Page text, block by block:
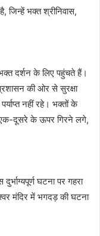
जिन्हें भक्त श्रीनिवास,
दर्शन के लिए पहुंचते हैं।
की ओर से सुरक्षा
नहीं रहे। भक्तों के
एक-दूसरे के ऊपर गिरने लगे,
घटना पर गहरा
मंदिर में भगदड़ की घटना